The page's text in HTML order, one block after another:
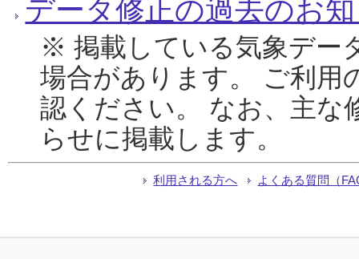
データ修正の過去のお
※ 掲載している気象デー
場合があります。 ご利用
認ください。 なお、主な
らせに掲載します。
利用される方へ よくある質問（